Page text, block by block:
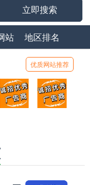
立即搜索
站 地区排名
优质网站推荐
元/年
腾讯云
优惠打折，99元/年
顶部广告位5
广告位招商_